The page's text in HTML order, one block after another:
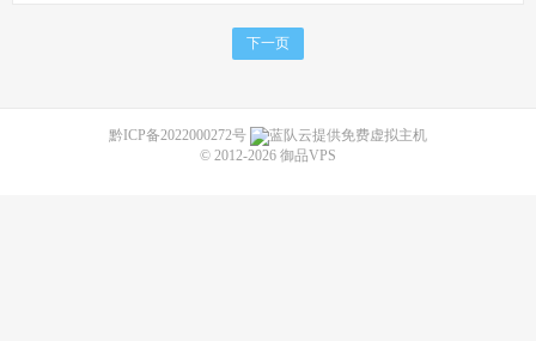
下一页
黔ICP备2022000272号
蓝队云提供免费虚拟主机
© 2012-2026 御品VPS